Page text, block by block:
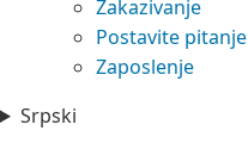
Zakazivanje
Postavite pitanje
Zaposlenje
Srpski